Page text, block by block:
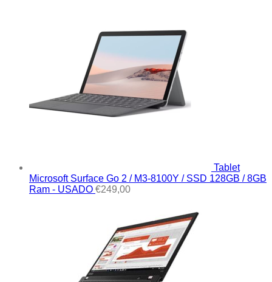
Tablet
Microsoft Surface Go 2 / M3-8100Y / SSD 128GB / 8GB
Ram - USADO €249,00